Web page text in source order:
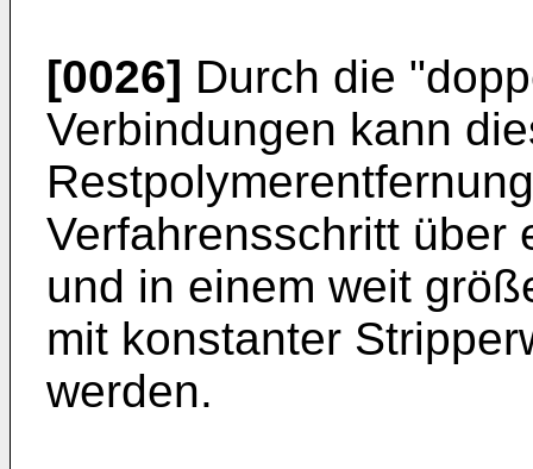
[0026] Durch die
Verbindungen kann
Verfahrensschritt über
und in einem weit
mit konstanter
werden.